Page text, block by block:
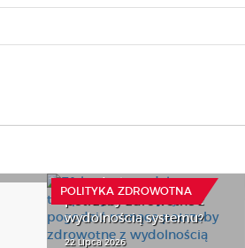
POLITYKA ZDROWOTNA
potrzeby zdrowotne z
wydolnością systemu?
22 Lipca 2026